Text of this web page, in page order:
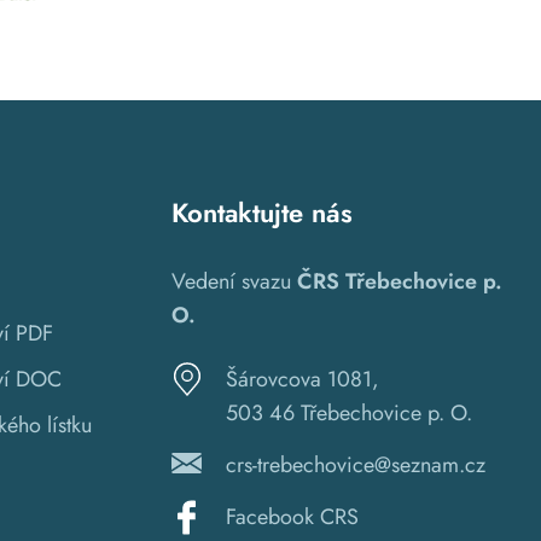
PDF
DOC
lístku
Kontaktujte nás
Vedení svazu ČRS Třebechovice p.
O.
Šárovcova 1081,
503 46 Třebechovice p. O.
crs-trebechovice@seznam.cz
Facebook CRS